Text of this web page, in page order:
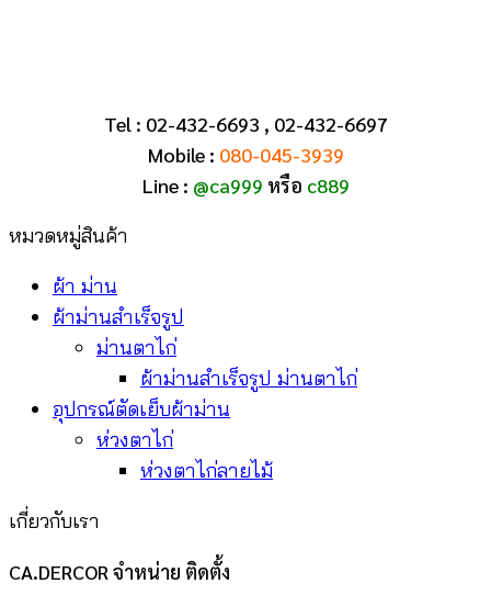
Tel : 02-432-6693 , 02-432-6697
Mobile : 080-045-3939
Line : @ca999 หรือ c889
หมวดหมู่สินค้า
ผ้า ม่าน
ผ้าม่านสำเร็จรูป
ม่านตาไก่
ผ้าม่านสำเร็จรูป ม่านตาไก่
อุปกรณ์ตัดเย็บผ้าม่าน
ห่วงตาไก่
ห่วงตาไก่ลายไม้
เกี่ยวกับเรา
CA.DERCOR จำหน่าย ติดตั้ง